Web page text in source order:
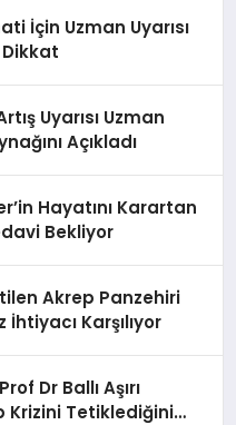
İçin Uzman Uyarısı
Uyarısı Uzman
Açıkladı
Hayatını Karartan
Bekliyor
Akrep Panzehiri
İhtiyacı Karşılıyor
Dr Ballı Aşırı
Krizini Tetiklediğini